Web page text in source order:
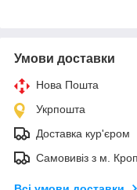
Умови доставки
Нова Пошта
Укрпошта
Доставка кур'єром
Самовивіз з м.